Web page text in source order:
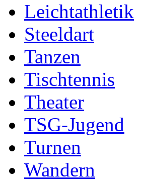
Leichtathletik
Steeldart
Tanzen
Tischtennis
Theater
TSG-Jugend
Turnen
Wandern